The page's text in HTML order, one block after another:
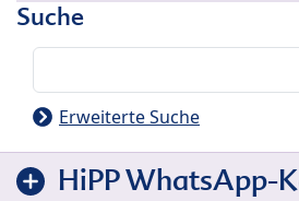
Suche
Erweiterte Suche
HiPP WhatsApp-